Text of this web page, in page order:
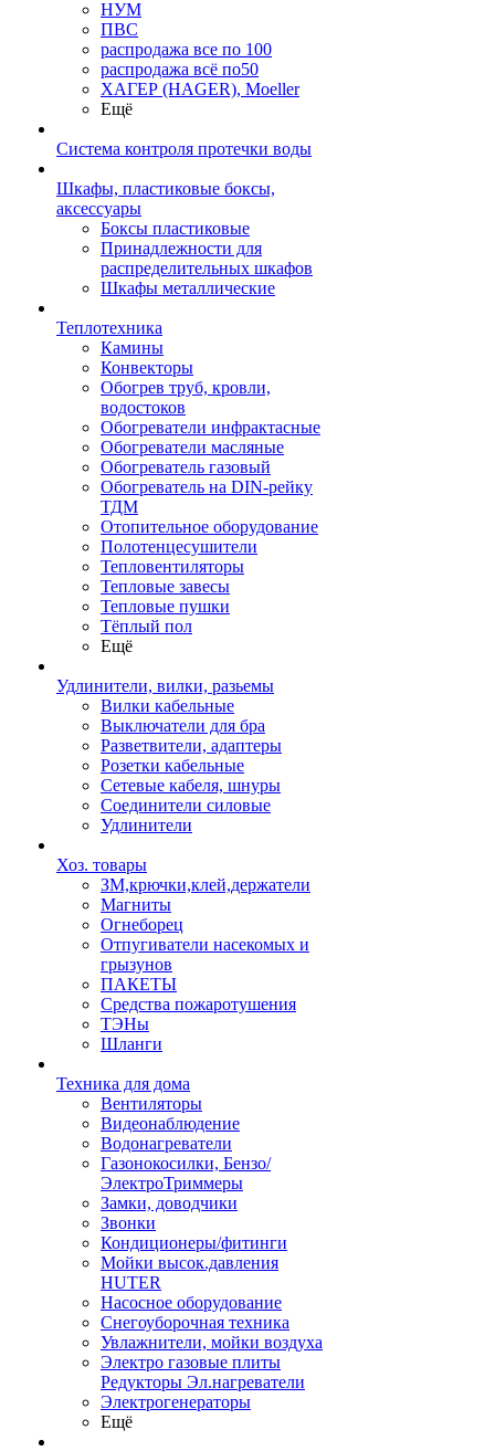
НУМ
ПВС
распродажа все по 100
распродажа всё по50
ХАГЕР (HAGER), Moeller
Ещё
Система контроля протечки воды
Шкафы, пластиковые боксы,
аксессуары
Боксы пластиковые
Принадлежности для
распределительных шкафов
Шкафы металлические
Теплотехника
Камины
Конвекторы
Обогрев труб, кровли,
водостоков
Обогреватели инфрактасные
Обогреватели масляные
Обогреватель газовый
Обогреватель на DIN-рейку
ТДМ
Отопительное оборудование
Полотенцесушители
Тепловентиляторы
Тепловые завесы
Тепловые пушки
Тёплый пол
Ещё
Удлинители, вилки, разьемы
Вилки кабельные
Выключатели для бра
Разветвители, адаптеры
Розетки кабельные
Сетевые кабеля, шнуры
Соединители силовые
Удлинители
Хоз. товары
ЗМ,крючки,клей,держатели
Магниты
Огнеборец
Отпугиватели насекомых и
грызунов
ПАКЕТЫ
Средства пожаротушения
ТЭНы
Шланги
Техника для дома
Вентиляторы
Видеонаблюдение
Водонагреватели
Газонокосилки, Бензо/
ЭлектроТриммеры
Замки, доводчики
Звонки
Кондиционеры/фитинги
Мойки высок.давления
HUTER
Насосное оборудование
Снегоуборочная техника
Увлажнители, мойки воздуха
Электро газовые плиты
Редукторы Эл.нагреватели
Электрогенераторы
Ещё